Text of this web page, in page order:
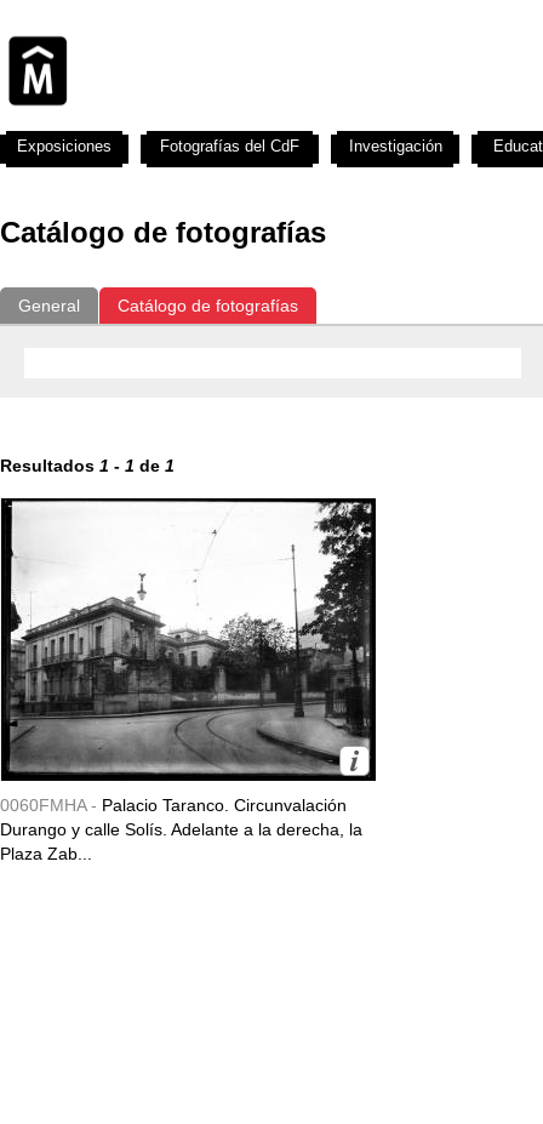
Catálogo de fotografías
General Catálogo de fotografías
Resultados 1 - 1 de 1
0060FMHA - Palacio Taranco. Circunvalación
Durango y calle Solís. Adelante a la derecha, la
Plaza Zab...
Exposiciones Fotografías del CdF Investigación